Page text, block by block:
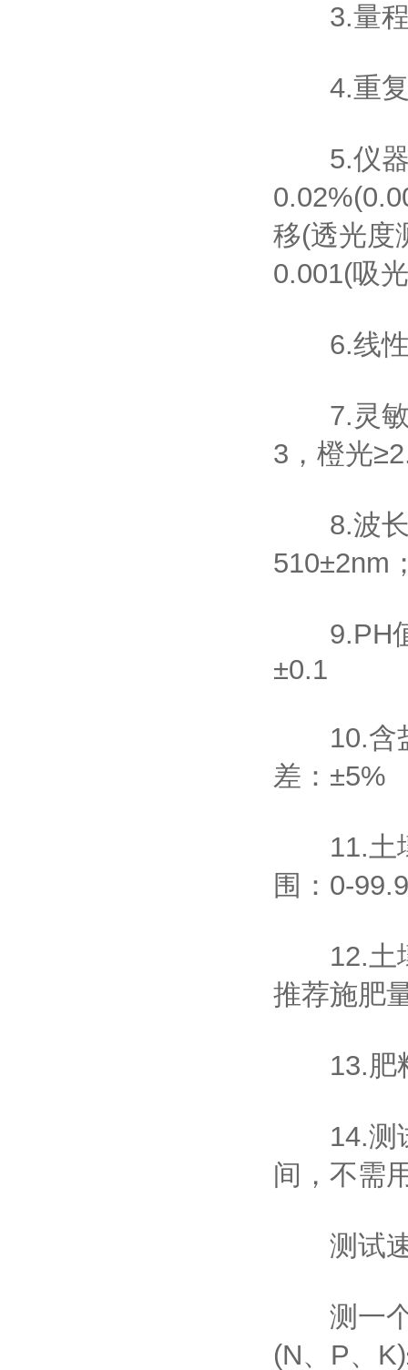
3.量程
4.重复
5.仪器
移(透光度
0.001(吸
6.线性
7.灵敏
3，橙光
8.波长
510±2nm
9.PH值(
±0.1
10.含盐
差：±5%
11.土壤
围：0-
12.土壤
推荐施肥
13.肥料
14.测试
间，不需
测试速
测一个
(N、P、